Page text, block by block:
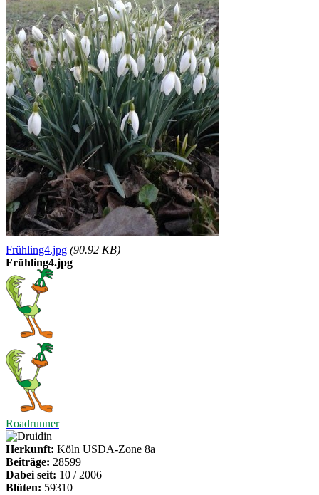
Frühling4.jpg (90.92 KB)
Frühling4.jpg
Roadrunner
Herkunft: Köln USDA-Zone 8a
Beiträge: 28599
Dabei seit: 10 / 2006
Blüten: 59310